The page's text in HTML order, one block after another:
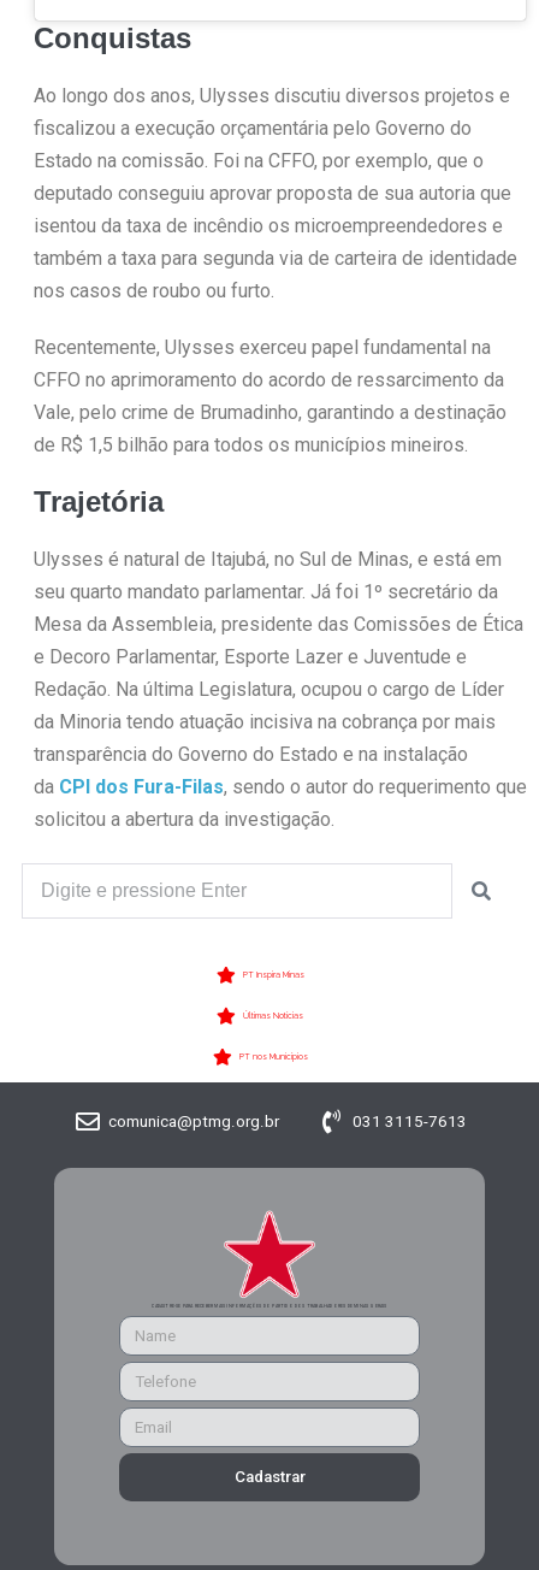
Conquistas
Ao longo dos anos, Ulysses discutiu diversos projetos e
fiscalizou a execução orçamentária pelo Governo do
Estado na comissão. Foi na CFFO, por exemplo, que o
deputado conseguiu aprovar proposta de sua autoria que
isentou da taxa de incêndio os microempreendedores e
também a taxa para segunda via de carteira de identidade
nos casos de roubo ou furto.
Recentemente, Ulysses exerceu papel fundamental na
CFFO no aprimoramento do acordo de ressarcimento da
Vale, pelo crime de Brumadinho, garantindo a destinação
de R$ 1,5 bilhão para todos os municípios mineiros.
Trajetória
Ulysses é natural de Itajubá, no Sul de Minas, e está em
seu quarto mandato parlamentar. Já foi 1º secretário da
Mesa da Assembleia, presidente das Comissões de Ética
e Decoro Parlamentar, Esporte Lazer e Juventude e
Redação. Na última Legislatura, ocupou o cargo de Líder
da Minoria tendo atuação incisiva na cobrança por mais
transparência do Governo do Estado e na instalação
daCPI dos Fura-Filas, sendo o autor do requerimento que
solicitou a abertura da investigação.
PT Inspira Minas
Últimas Notícias
PT nos Municípios
comunica@ptmg.org.br 031 3115-7613
CADASTRE-SE PARA RECEBER MAIS INFORMAÇÕES DO PARTIDO DOS TRABALHADORES DE MINAS GERAIS
Cadastrar